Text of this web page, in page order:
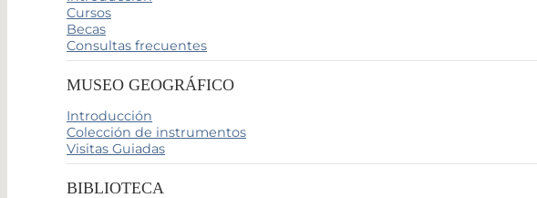
Cursos
Becas
Consultas frecuentes
MUSEO GEOGRÁFICO
Introducción
Colección de instrumentos
Visitas Guiadas
BIBLIOTECA